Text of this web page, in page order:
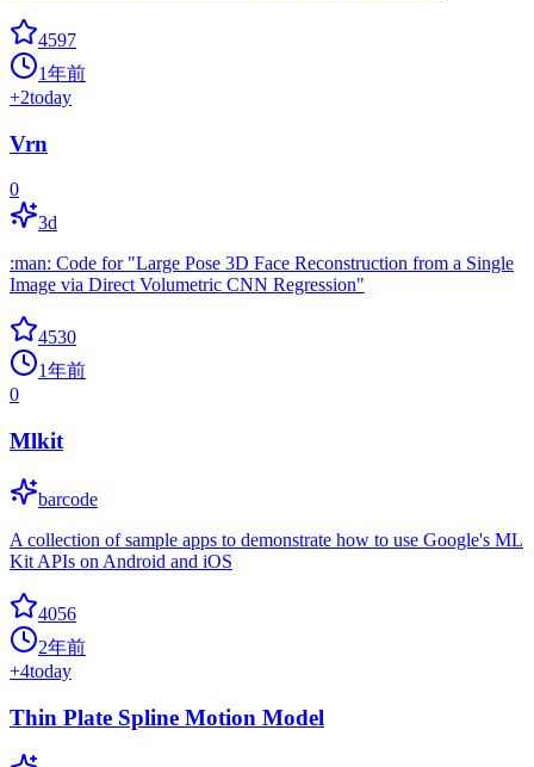
4597
1年前
+2today
Vrn
0
3d
:man: Code for "Large Pose 3D Face Reconstruction from a Single
Image via Direct Volumetric CNN Regression"
4530
1年前
0
Mlkit
barcode
A collection of sample apps to demonstrate how to use Google's ML
Kit APIs on Android and iOS
4056
2年前
+4today
Thin Plate Spline Motion Model